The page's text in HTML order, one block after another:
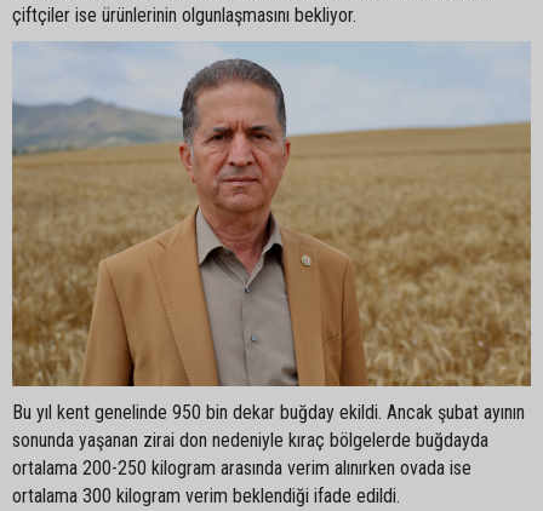
çiftçiler ise ürünlerinin olgunlaşmasını bekliyor.
Bu yıl kent genelinde 950 bin dekar buğday ekildi. Ancak şubat ayının
sonunda yaşanan zirai don nedeniyle kıraç bölgelerde buğdayda
ortalama 200-250 kilogram arasında verim alınırken ovada ise
ortalama 300 kilogram verim beklendiği ifade edildi.